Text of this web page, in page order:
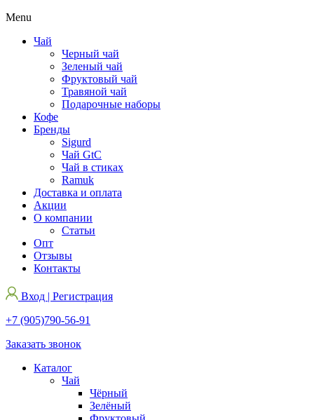
Menu
Чай
Черный чай
Зеленый чай
Фруктовый чай
Травяной чай
Подарочные наборы
Кофе
Бренды
Sigurd
Чай GtC
Чай в стиках
Ramuk
Доставка и оплата
Акции
О компании
Статьи
Опт
Отзывы
Контакты
Вход | Регистрация
+7 (905)790-56-91
Заказать звонок
Каталог
Чай
Чёрный
Зелёный